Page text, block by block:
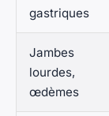
gastriques
Jambes
lourdes,
œdèmes